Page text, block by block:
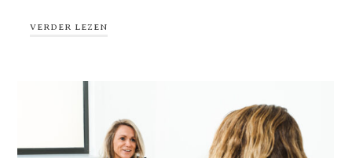
VERDER LEZEN